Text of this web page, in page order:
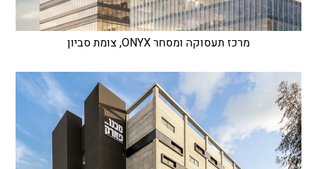
מרכז תעסוקה ומסחר ONYX, צומת סביון